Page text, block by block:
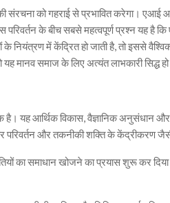
संरचना को गहराई से प्रभावित करेगा। एआई
के बीच सबसे महत्वपूर्ण प्रश्न यह है
के नियंत्रण में केंद्रित हो जाती है, तो इससे
यह मानव समाज के लिए अत्यंत लाभकारी सिद्ध
है। यह आर्थिक विकास, वैज्ञानिक अनुसंधान
परिवर्तन और तकनीकी शक्ति के केंद्रीकरण
का समाधान खोजने का प्रयास शुरू कर